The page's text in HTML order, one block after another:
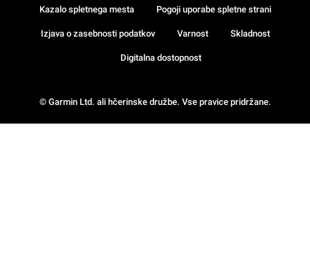
© Garmin Ltd. ali hčerinske družbe. Vse pravice pridržane.
Kazalo spletnega mesta Pogoji uporabe spletne strani
Izjava o zasebnosti podatkov Varnost Skladnost
Digitalna dostopnost